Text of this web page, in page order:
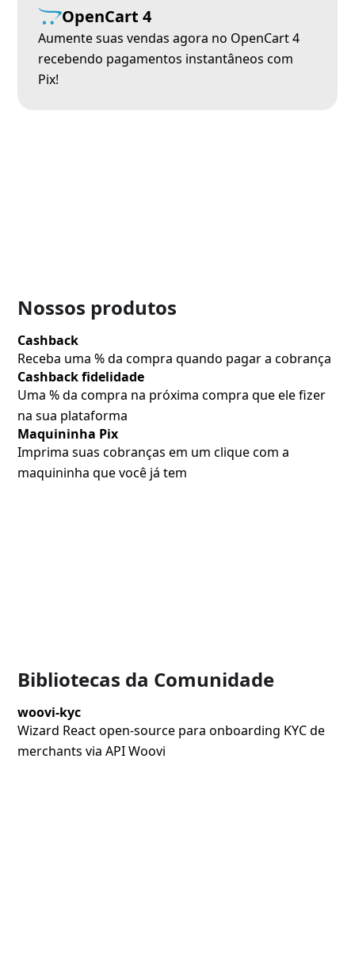
OpenCart 4
Aumente suas vendas agora no OpenCart 4
recebendo pagamentos instantâneos com
Pix!
Nossos produtos
Cashback
Receba uma % da compra quando pagar a cobrança
Cashback fidelidade
Uma % da compra na próxima compra que ele fizer
na sua plataforma
Maquininha Pix
Imprima suas cobranças em um clique com a
maquininha que você já tem
Bibliotecas da Comunidade
woovi-kyc
Wizard React open-source para onboarding KYC de
merchants via API Woovi